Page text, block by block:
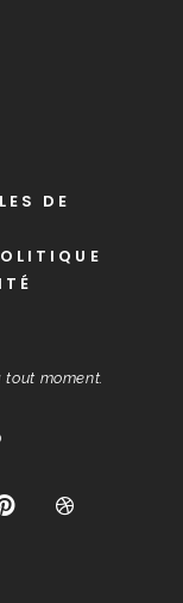
DE
moment.